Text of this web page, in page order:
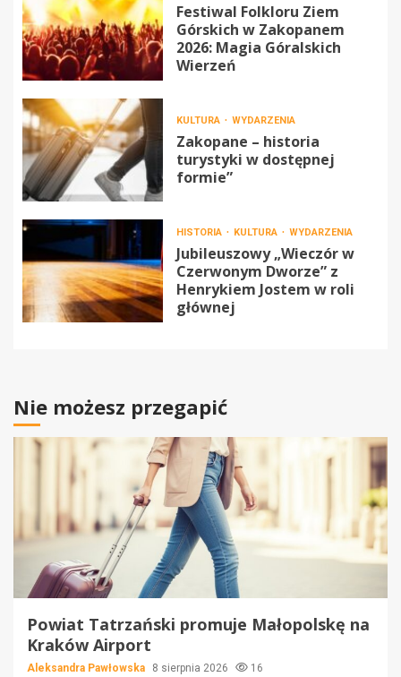
Festiwal Folkloru Ziem
Górskich w Zakopanem
2026: Magia Góralskich
Wierzeń
KULTURA WYDARZENIA
Zakopane – historia
turystyki w dostępnej
formie”
HISTORIA KULTURA WYDARZENIA
Jubileuszowy „Wieczór w
Czerwonym Dworze” z
Henrykiem Jostem w roli
głównej
Nie możesz przegapić
Powiat Tatrzański promuje Małopolskę na
Kraków Airport
Aleksandra Pawłowska 8 sierpnia 2026 16